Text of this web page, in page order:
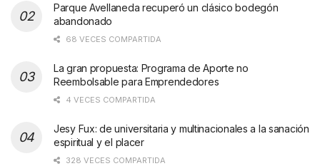
Parque Avellaneda recuperó un clásico bodegón
abandonado
68 VECES COMPARTIDA
La gran propuesta: Programa de Aporte no
Reembolsable para Emprendedores
4 VECES COMPARTIDA
Jesy Fux: de universitaria y multinacionales a la sanación
espiritual y el placer
328 VECES COMPARTIDA